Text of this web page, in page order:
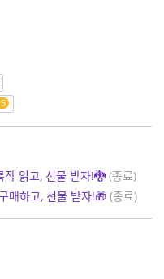
5
작 읽고, 선물 받자!🐉(종료)
매하고, 선물 받자!🎁(종료)